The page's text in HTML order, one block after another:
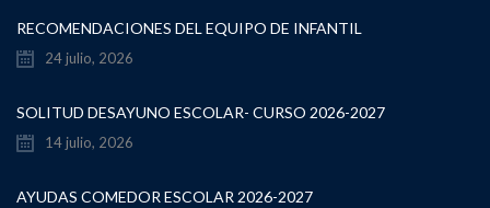
RECOMENDACIONES DEL EQUIPO DE INFANTIL
24 julio, 2026
SOLITUD DESAYUNO ESCOLAR- CURSO 2026-2027
14 julio, 2026
AYUDAS COMEDOR ESCOLAR 2026-2027